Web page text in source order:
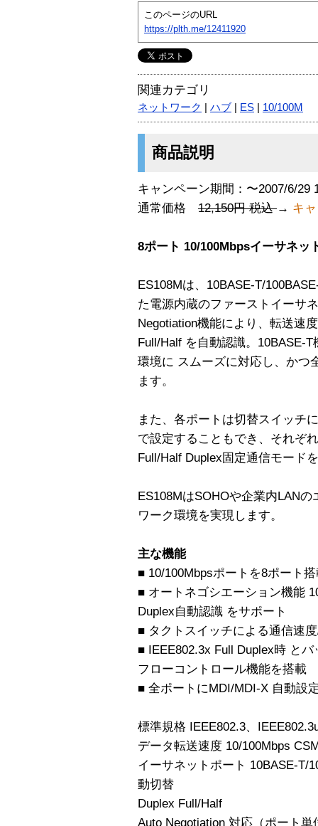
このページのURL
https://plth.me/12411920
関連カテゴリ
ネットワーク ハブ ES 10/100M
商品説明
キャンペーン期間：〜2007/6/29
通常価格 12,150円 税込→ キ
8ポート 10/100Mbpsイーサネッ
ES108Mは、10BASE-T/
た電源内蔵のファーストイーサ
Negotiation機能により、転送速
Full/Half を自動認識。10BASE-
環境に スムーズに対応し、かつ
ます。
また、各ポートは切替スイッチ
で設定することもでき、それぞ
Full/Half Duplex固定通信モード
ES108MはSOHOや企業内LAN
ワーク環境を実現します。
主な機能
■ 10/100Mbpsポートを8ポート
■ オートネゴシエーション機能
Duplex自動認識 をサポート
■ タクトスイッチによる通信速
■ IEEE802.3x Full Duplex時 と
フローコントロール機能を搭載
■ 全ポートにMDI/MDI-X 自動設
標準規格 IEEE802.3、
データ転送速度 10/100Mbps
イーサネットポート 10BASE-T/
動切替
Duplex Full/Half
Auto Negotiation 対応（ポート